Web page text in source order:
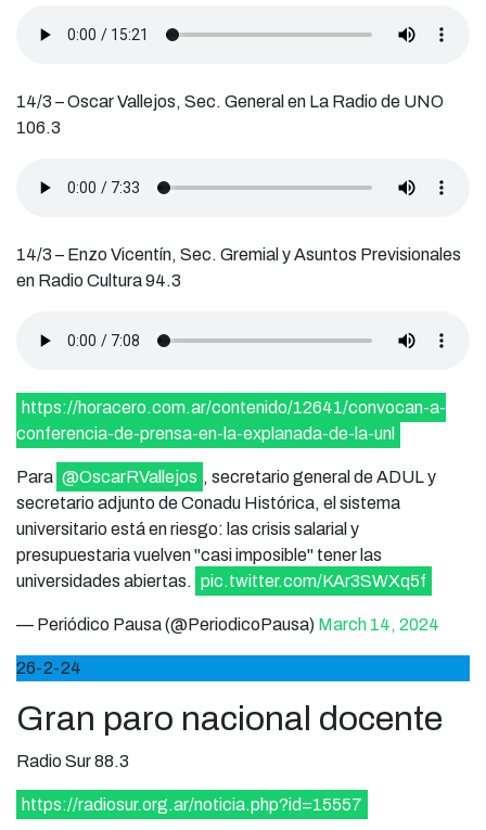
14/3 – Oscar Vallejos, Sec. General en La Radio de UNO
106.3
14/3 – Enzo Vicentín, Sec. Gremial y Asuntos Previsionales
en Radio Cultura 94.3
https://horacero.com.ar/contenido/12641/convocan-a-
conferencia-de-prensa-en-la-explanada-de-la-unl
Para @OscarRVallejos , secretario general de ADUL y
secretario adjunto de Conadu Histórica, el sistema
universitario está en riesgo: las crisis salarial y
presupuestaria vuelven "casi imposible" tener las
universidades abiertas. pic.twitter.com/KAr3SWXq5f
— Periódico Pausa (@PeriodicoPausa) March 14, 2024
26-2-24
Gran paro nacional docente
Radio Sur 88.3
https://radiosur.org.ar/noticia.php?id=15557